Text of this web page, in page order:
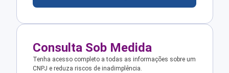
Consulta Sob Medida
Tenha acesso completo a todas as informações sobre um
CNPJ e reduza riscos de inadimplência.